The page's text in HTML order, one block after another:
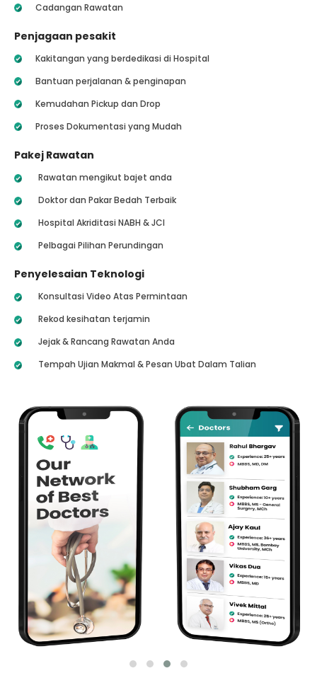
Cadangan Rawatan
Penjagaan pesakit
Kakitangan yang berdedikasi di Hospital
Bantuan perjalanan & penginapan
Kemudahan Pickup dan Drop
Proses Dokumentasi yang Mudah
Pakej Rawatan
Rawatan mengikut bajet anda
Doktor dan Pakar Bedah Terbaik
Hospital Akriditasi NABH & JCI
Pelbagai Pilihan Perundingan
Penyelesaian Teknologi
Konsultasi Video Atas Permintaan
Rekod kesihatan terjamin
Jejak & Rancang Rawatan Anda
Tempah Ujian Makmal & Pesan Ubat Dalam Talian